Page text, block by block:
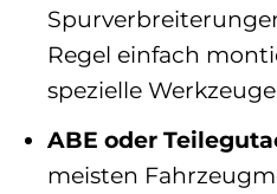
Regel einfach
spezielle
ABE oder
meisten